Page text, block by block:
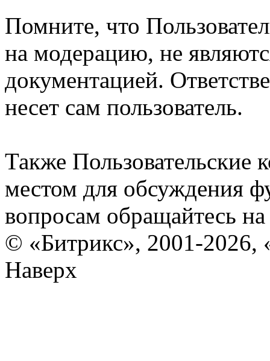
Помните, что
на модерацию, не
документацией.
несет сам пользователь.
Также Пользовательские
местом для обсуждения
вопросам обращайтесь
© «Битрикс», 2001-2026,
Наверх